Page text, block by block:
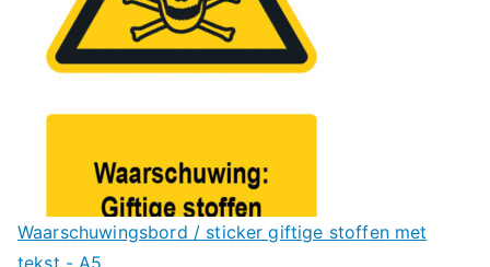
Waarschuwingsbord / sticker giftige stoffen met
tekst - A5